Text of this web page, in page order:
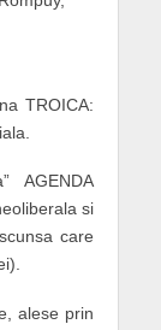
TROICA:
AGENDA
si
care
alese prin